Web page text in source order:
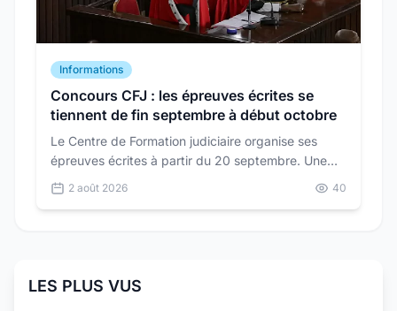
Informations
Concours CFJ : les épreuves écrites se
tiennent de fin septembre à début octobre
Le Centre de Formation judiciaire organise ses
épreuves écrites à partir du 20 septembre. Une
seule épreuve d'admission suit : un oral de 30
minutes au coefficient 3.
2 août 2026 40
LES PLUS VUS